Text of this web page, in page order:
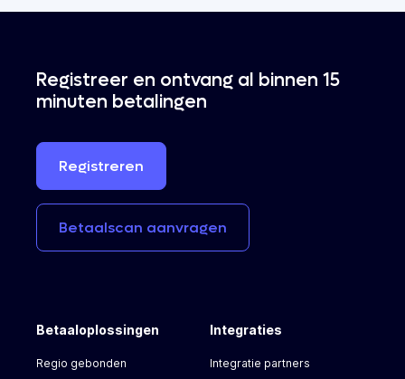
Registreer en ontvang al binnen 15
minuten betalingen
Registreren
Betaalscan aanvragen
Betaaloplossingen
Regio gebonden
Integraties
Integratie partners